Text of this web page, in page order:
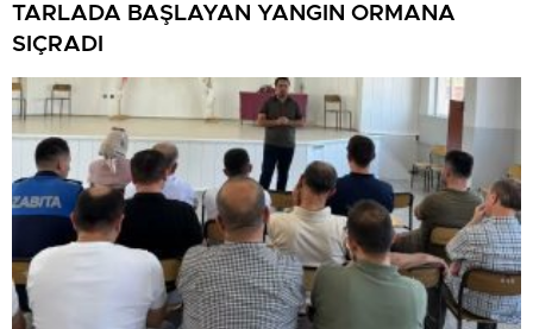
TARLADA BAŞLAYAN YANGIN ORMANA
SIÇRADI